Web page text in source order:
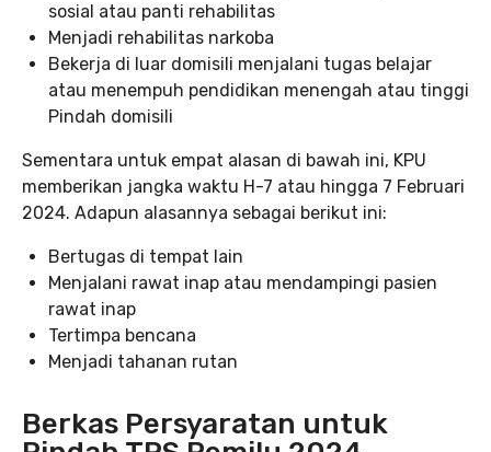
sosial atau panti rehabilitas
Menjadi rehabilitas narkoba
Bekerja di luar domisili menjalani tugas belajar
atau menempuh pendidikan menengah atau tinggi
Pindah domisili
Sementara untuk empat alasan di bawah ini, KPU
memberikan jangka waktu H-7 atau hingga 7 Februari
2024. Adapun alasannya sebagai berikut ini:
Bertugas di tempat lain
Menjalani rawat inap atau mendampingi pasien
rawat inap
Tertimpa bencana
Menjadi tahanan rutan
Berkas Persyaratan untuk